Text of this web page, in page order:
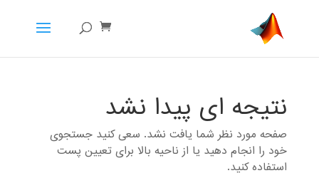
نتیجه ای پیدا نشد
صفحه مورد نظر شما یافت نشد. سعی کنید جستجوی
خود را انجام دهید یا از ناحیه بالا برای تعیین پست
استفاده کنید.